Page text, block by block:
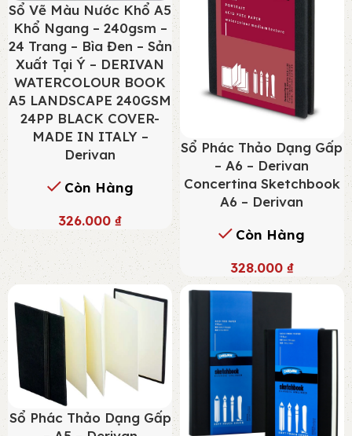
Sổ Vẽ Màu Nước Khổ A5
Khổ Ngang – 240gsm –
24 Trang – Bìa Đen – Sản
Xuất Tại Ý – DERIVAN
WATERCOLOUR BOOK
A5 LANDSCAPE 240GSM
24PP BLACK COVER-
MADE IN ITALY –
Derivan
Còn Hàng
326.000 ₫
Sổ Phác Thảo Dạng Gấp
– A6 – Derivan
Concertina Sketchbook
A6 – Derivan
Còn Hàng
328.000 ₫
Sổ Phác Thảo Dạng Gấp